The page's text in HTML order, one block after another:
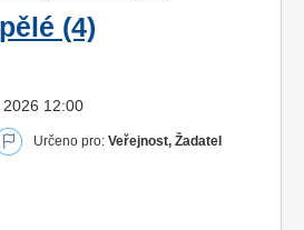
(4)
12:00
Určeno pro: Veřejnost, Žadatel